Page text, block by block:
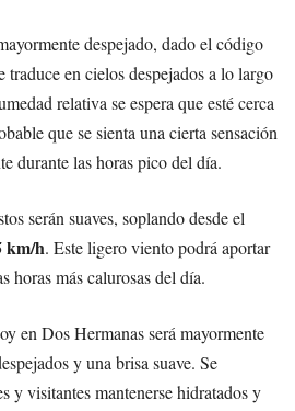
despejado, dado el código
traduce en cielos despejados a lo largo
relativa se espera que esté cerca
que se sienta una cierta sensación
durante las horas pico del día.
serán suaves, soplando desde el
km/h. Este ligero viento podrá aportar
horas más calurosas del día.
en Dos Hermanas será mayormente
y una brisa suave. Se
y visitantes mantenerse hidratados y